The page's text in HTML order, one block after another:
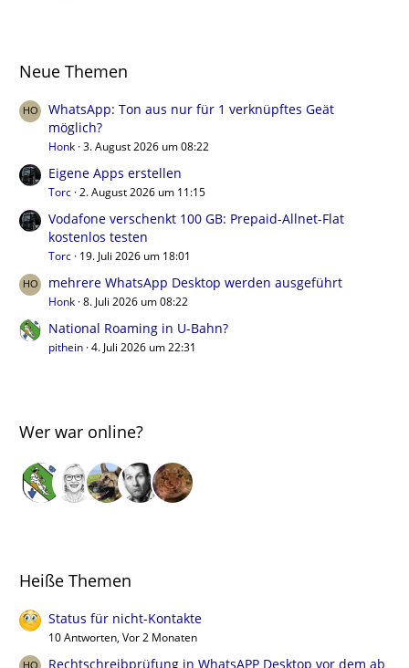
Neue Themen
WhatsApp: Ton aus nur für 1 verknüpftes Geät
möglich?
Honk 3. August 2026 um 08:22
Eigene Apps erstellen
Torc 2. August 2026 um 11:15
Vodafone verschenkt 100 GB: Prepaid-Allnet-Flat
kostenlos testen
Torc 19. Juli 2026 um 18:01
mehrere WhatsApp Desktop werden ausgeführt
Honk 8. Juli 2026 um 08:22
National Roaming in U-Bahn?
pithein 4. Juli 2026 um 22:31
Wer war online?
Heiße Themen
Status für nicht-Kontakte
10 Antworten, Vor 2 Monaten
Rechtschreibprüfung in WhatsAPP Desktop vor dem ab